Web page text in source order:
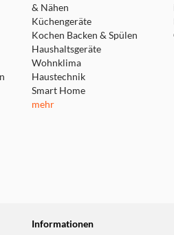
& Nähen
Küchengeräte
Kochen Backen & Spülen
Haushaltsgeräte
Wohnklima
Haustechnik
Smart Home
mehr
Informationen